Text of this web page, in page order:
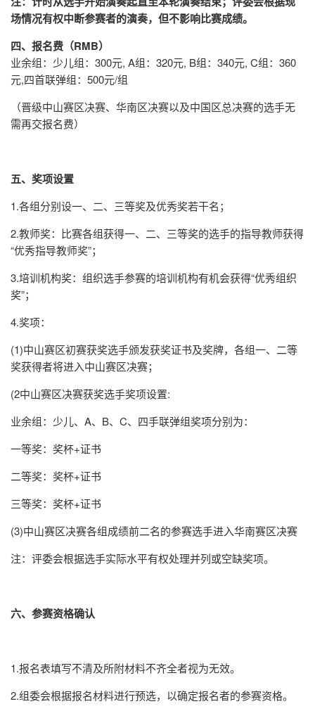
场情况有权中断参赛者的演奏，但不影响比赛成绩。
四、报名费（RMB）
业余组：少儿组：300元, A组：320元, B组：340元, C组：360
元,四首联弹组：500元/组
（晋级中山赛区决赛、华南区决赛以及中国区总决赛的选手无
需再交报名费）
五、奖项设置
1.各组分别设一、二、三等奖及优秀奖若干名；
2.教师奖：比赛各组获得一、二、三等奖的选手的指导教师获得
“优秀指导教师奖”；
3.培训机构奖：组织选手参赛的培训机构有机会获得“优秀组织
奖”；
4.奖项：
(1)中山赛区初赛获奖选手颁发获奖证书及奖牌，各组一、二等
奖获得者将进入中山赛区决赛；
(2中山赛区决赛获奖选手奖项设置:
业余组：少儿、A、B、C、四手联弹组奖项分别为：
一等奖：奖杯+证书
二等奖：奖杯+证书
三等奖：奖杯+证书
(3)中山赛区决赛各组成绩前二名的参赛选手进入华南赛区决赛
注：评委会根据选手实际水平有权处理并列或空缺奖项。
六、参赛资格确认
1.报名表填写不清及所附材料不齐全者视为无效。
2.组委会根据报名材料进行预选，以确定报名者的参赛资格。